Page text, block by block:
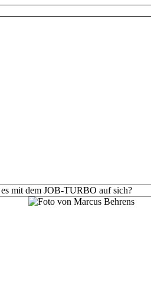
es mit dem JOB-TURBO auf sich?